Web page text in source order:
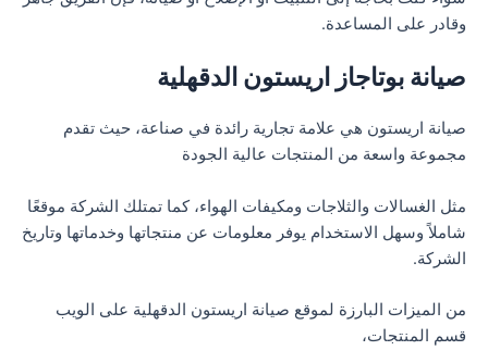
وقادر على المساعدة.
صيانة بوتاجاز اريستون الدقهلية
صيانة اريستون هي علامة تجارية رائدة في صناعة، حيث تقدم
مجموعة واسعة من المنتجات عالية الجودة
مثل الغسالات والثلاجات ومكيفات الهواء، كما تمتلك الشركة موقعًا
شاملاً وسهل الاستخدام يوفر معلومات عن منتجاتها وخدماتها وتاريخ
الشركة.
من الميزات البارزة لموقع صيانة اريستون الدقهلية على الويب
قسم المنتجات،